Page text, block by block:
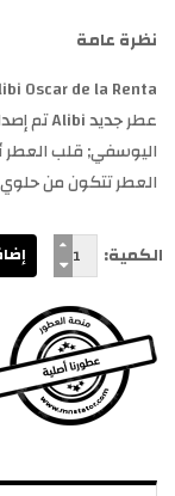
نظرة عامة
اليوسفي; قلب العطر
العطر تتكون من
الكمية: